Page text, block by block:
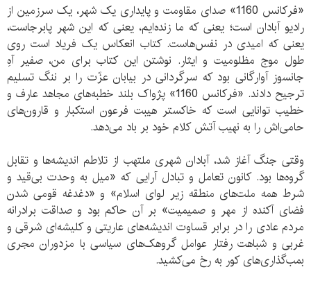
«فرکانس 1160» صدای مقاومت و پایداری یک شهر، یک سرزمین از
رادیو آبادان است؛ یعنی که ما زنده‌ایم، یعنی که این شهر پابرجاست،
یعنی که امیدی در نفس‌هاست. کتاب انعکاس یک فریاد است روی
طول موج مظلومیت و ایثار. نوشتن این کتاب برای من، صفیر آهِ
جانسوز آوارگانی بود که سرگردانی در بیابان عزّت را بر ننگ تسلیم
ترجیح دادند. «فرکانس 1160» پژواک بلند خطبه‌های مجاهد عارف و
خطیب توانایی است که خاکستر هیبت فرعون استکبار و قارون‌های
حامی‌اش را به نهیب آتش کلام خود بر باد می‌دهد.
وقتی جنگ آغاز شد، آبادان شهری ملتهب از تلاطم اندیشه‌ها و تقابل
گروه‌ها بود. کانون تعامل و تبادل آرایی که «میل به وحدت بی‌قید و
شرط همه ملت‌های منطقه زیر لوای اسلام» و «دغدغه قومی شدن
فضای آکنده از مهر و صمیمیت» بر آن حاکم بود و صداقت برادرانه
مردم عادی را در برابر قساوت اندیشه‌های عاریتی و کلیشه‌ای شرقی و
غربی و شباهت رفتار عوامل گروهک‌های سیاسی با مزدوران مجری
بمب‌گذاری‌های کور به رخ می‌کشید.